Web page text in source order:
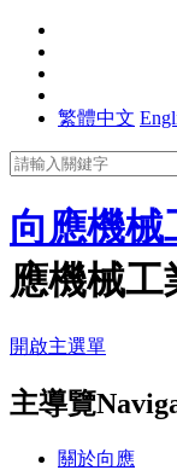
繁體中文
向應機械
應機械工
開啟主選單
主導覽
關於向應